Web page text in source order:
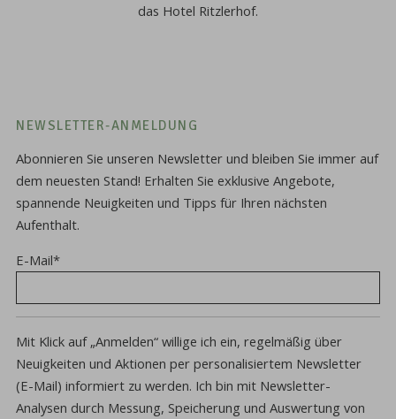
das Hotel Ritzlerhof.
NEWSLETTER-ANMELDUNG
Abonnieren Sie unseren Newsletter und bleiben Sie immer auf
dem neuesten Stand! Erhalten Sie exklusive Angebote,
spannende Neuigkeiten und Tipps für Ihren nächsten
Aufenthalt.
E-Mail*
Mit Klick auf „Anmelden“ willige ich ein, regelmäßig über
Neuigkeiten und Aktionen per personalisiertem Newsletter
(E-Mail) informiert zu werden. Ich bin mit Newsletter-
Analysen durch Messung, Speicherung und Auswertung von